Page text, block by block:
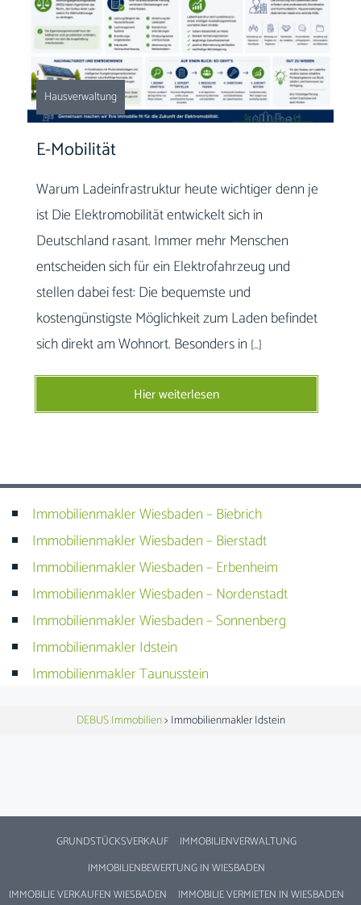
Hausverwaltung
E-Mobilität
Warum Ladeinfrastruktur heute wichtiger denn je
ist Die Elektromobilität entwickelt sich in
Deutschland rasant. Immer mehr Menschen
entscheiden sich für ein Elektrofahrzeug und
stellen dabei fest: Die bequemste und
kostengünstigste Möglichkeit zum Laden befindet
sich direkt am Wohnort. Besonders in […]
Hier weiterlesen
Immobilienmakler Wiesbaden – Biebrich
Immobilienmakler Wiesbaden – Bierstadt
Immobilienmakler Wiesbaden – Erbenheim
Immobilienmakler Wiesbaden – Nordenstadt
Immobilienmakler Wiesbaden – Sonnenberg
Immobilienmakler Idstein
Immobilienmakler Taunusstein
DEBUS Immobilien> Immobilienmakler Idstein
GRUNDSTÜCKSVERKAUF
IMMOBILIENVERWALTUNG
IMMOBILIENBEWERTUNG IN WIESBADEN
IMMOBILIE VERKAUFEN WIESBADEN
IMMOBILIE VERMIETEN IN WIESBADEN